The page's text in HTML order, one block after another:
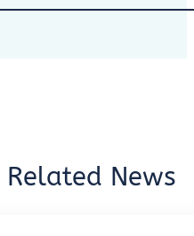
Related News